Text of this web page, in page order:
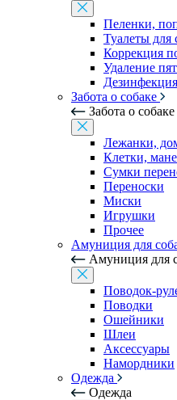
Пеленки,
Туалеты для
Коррекция
Удаление
Забота о собаке
Забота о собаке
Лежанки,
Клетки,
Сумки
Переноски
Миски
Игрушки
Прочее
Амуниция для
Амуниция для
Поводок-
Поводки
Ошейники
Шлеи
Аксессуары
Намордники
Одежда
Одежда